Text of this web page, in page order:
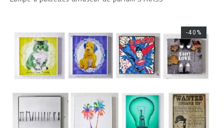
base
-40%